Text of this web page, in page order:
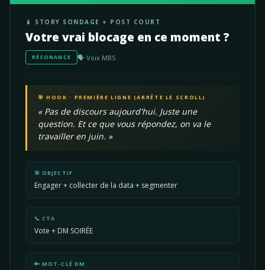
📱 STORY SONDAGE + POST COURT
Votre vrai blocage en ce moment ?
RÉSONANCE 🗣️ Voix MBS
🎯 HOOK · PREMIÈRE LIGNE (ARRÊTE LE SCROLL)
« Pas de discours aujourd'hui. Juste une
question. Et ce que vous répondez, on va le
travailler en juin. »
🎯 OBJECTIF
Engager + collecter de la data + segmenter
📞 CTA
Vote + DM SOIRÉE
🔑 MOT-CLÉ DM